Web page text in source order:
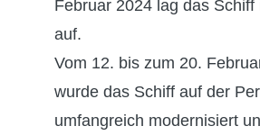
Februar 2024 lag das Schiff
auf.
Vom 12. bis zum 20.
wurde das Schiff auf der
umfangreich modernisiert